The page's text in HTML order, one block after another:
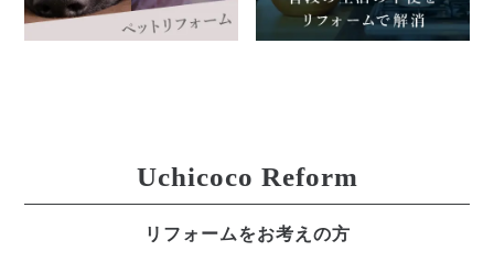
Uchicoco Reform
リフォームをお考えの方